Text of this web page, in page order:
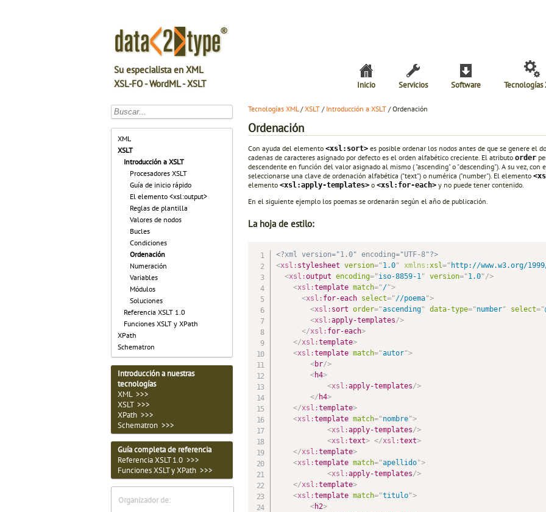
Su especialista en XML
XSL-FO - WordML - XSLT
Inicio Servicios Software Tecnologías
XML
XSLT
Introducción a XSLT
Procesadores XSLT
Guía de inicio rápido
El elemento <xsl:output>
Reglas de plantilla
Valores de nodos
Bucles
Condiciones
Ordenación
Numeración
Variables
Módulos
Soluciones
Referencia XSLT 1.0
Funciones XSLT y XPath
XPath
Schematron
Introducción a nuestras
tecnologías
XML >>>
XSLT >>>
XPath >>>
Schematron >>>
Guía completa de referencia
Referencia XSLT 1.0 >>>
Funciones XSLT y XPath >>>
Organizador de:
Tecnologías XML/XSLT / Introducción a XSLT / Ordenación
Ordenación
Con ayuda del elemento <xsl:sort> es posible ordenar los nodos antes de que se genere el
cadenas de caracteres asignado por defecto es el orden alfabético creciente. El atributo order
descendente en función del valor asignado al mismo ( "ascending" o "descending"). A su vez, con
seleccionarse una clave de ordenación alfabética ("text") o numérica ("number"). El elemento
elemento <xsl:apply-templates> o <xsl:for-each> y no puede tener contenido.
En el siguiente ejemplo los poemas se ordenarán según el año de publicación.
La hoja de estilo:
<?xml version="1.0" encoding="UTF-8"?>
<xsl: stylesheet version="1.0" xmlns: xsl=" http://www.w3.org/
<xsl:output encoding="iso-8859-1 " version="1.0"/>
<xsl:template match="/">
<xsl: for-each select="//poema">
<xsl: sort order="ascending" data-type="number" select="
<xsl:apply-templates/>
</xsl: for-each>
</xsl:template>
<xsl:template match="autor">
<br/>
<h4>
<xsl:apply-templates/>
</ h4>
</xsl:template>
<xsl:template match="nombre">
<xsl:apply-templates/>
<xsl:text> </xsl:text>
</xsl:template>
<xsl:template match="apellido">
<xsl:apply-templates/>
</xsl:template>
<xsl:template match="titulo">
<h2>